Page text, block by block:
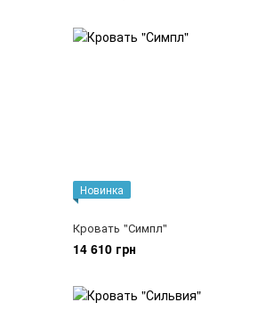
Новинка
Кровать "Симпл"
14 610 грн